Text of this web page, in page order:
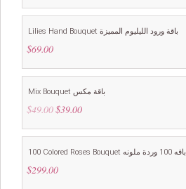
5
was:
is:
Lilies Hand Bouquet باقة ورود الليليوم المميزة
$69.00
Mix Bouquet باقة مكس
$49.00 Original
was:
$39.00Current
is:
100 Colored Roses Bouquet باقه 100 وردة ملونه
$299.00